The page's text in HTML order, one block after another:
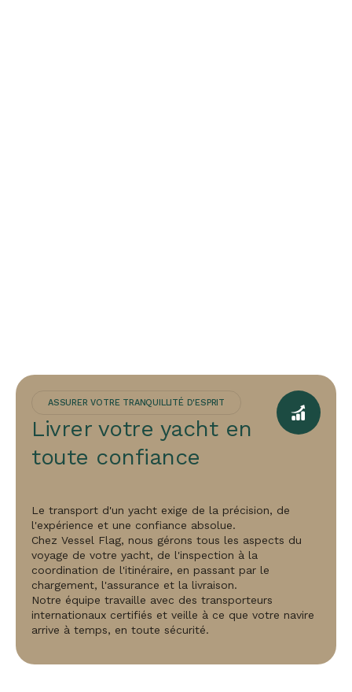
ASSURER VOTRE TRANQUILLITÉ D'ESPRIT
Livrer votre yacht en
toute confiance
Le transport d'un yacht exige de la précision, de
l'expérience et une confiance absolue.
Chez Vessel Flag, nous gérons tous les aspects du
voyage de votre yacht, de l'inspection à la
coordination de l'itinéraire, en passant par le
chargement, l'assurance et la livraison.
Notre équipe travaille avec des transporteurs
internationaux certifiés et veille à ce que votre navire
arrive à temps, en toute sécurité.